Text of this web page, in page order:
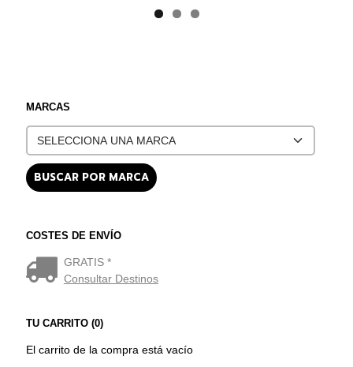
MARCAS
COSTES DE ENVÍO
GRATIS *
Consultar Destinos
TU CARRITO (0)
El carrito de la compra está vacío